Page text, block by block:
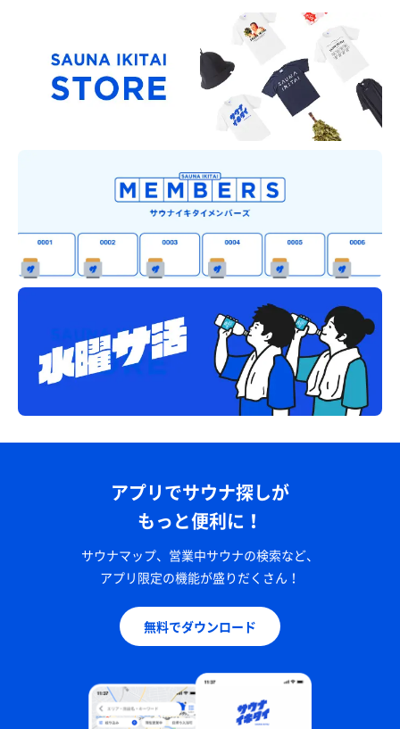
アプリでサウナ探しが
もっと便利に！
サウナマップ、営業中サウナの検索など、
アプリ限定の機能が盛りだくさん！
無料でダウンロード